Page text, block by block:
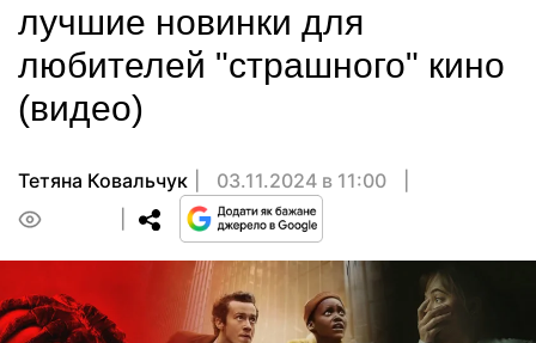
лучшие новинки для
любителей "страшного" кино
(видео)
Тетяна Ковальчук
03.11.2024 в 11:00